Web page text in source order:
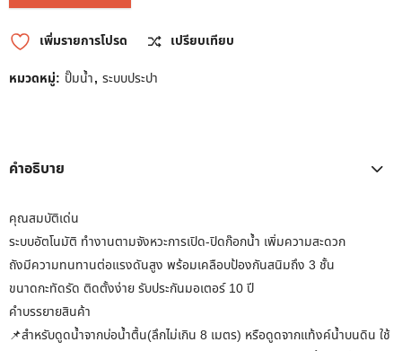
เพิ่มรายการโปรด
เปรียบเทียบ
หมวดหมู่: ปั๊มน้ำ, ระบบประปา
คำอธิบาย
คุณสมบัติเด่น
ระบบอัตโนมัติ ทำงานตามจังหวะการเปิด-ปิดก๊อกน้ำ เพิ่มความสะดวก
ถังมีความทนทานต่อแรงดันสูง พร้อมเคลือบป้องกันสนิมถึง 3 ชั้น
ขนาดกะทัดรัด ติดตั้งง่าย รับประกันมอเตอร์ 10 ปี
คำบรรยายสินค้า
📌สำหรับดูดน้ำจากบ่อน้ำตื้น(ลึกไม่เกิน 8 เมตร) หรือดูดจากแท้งค์น้ำบนดิน ใช้